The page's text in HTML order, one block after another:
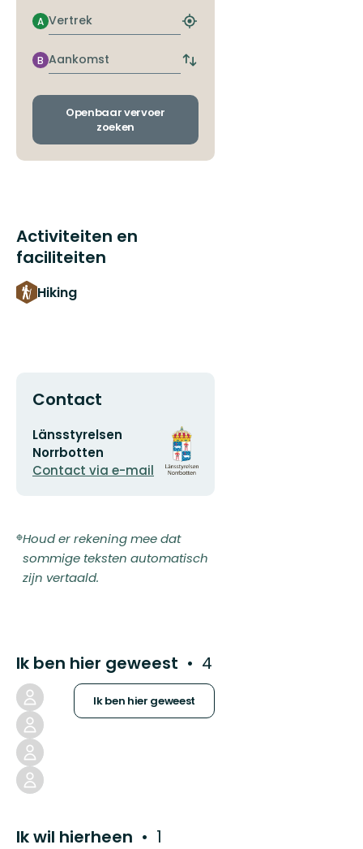
Vertrek
A
Zoek
dichtstbijzijnde
halte
Aankomst
B
Wissel
en
Openbaar vervoer
zoeken
Activiteiten en
faciliteiten
Hiking
Contact
E-
mailadres
Länsstyrelsen
Norrbotten
Contact via e-mail
Organisatie-
logotype
Houd er rekening mee dat
sommige teksten automatisch
zijn vertaald.
Ik ben hier geweest 4
Ik ben hier geweest
Ik wil hierheen 1